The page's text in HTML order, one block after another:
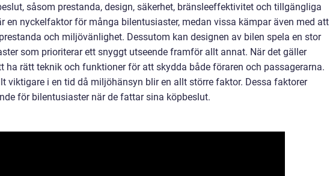
såsom prestanda, design, säkerhet, bränsleeffektivitet och tillgängliga
en nyckelfaktor för många bilentusiaster, medan vissa kämpar även med att
och miljövänlighet. Dessutom kan designen av bilen spela en stor
som prioriterar ett snyggt utseende framför allt annat. När det gäller
ha rätt teknik och funktioner för att skydda både föraren och passagerarna.
viktigare i en tid då miljöhänsyn blir en allt större faktor. Dessa faktorer
för bilentusiaster när de fattar sina köpbeslut.